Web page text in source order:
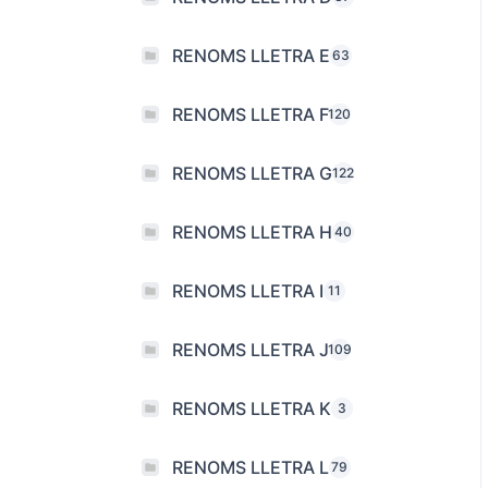
RENOMS LLETRA E 63
RENOMS LLETRA F120
RENOMS LLETRA G122
RENOMS LLETRA H 40
RENOMS LLETRA I 11
RENOMS LLETRA J109
RENOMS LLETRA K 3
RENOMS LLETRA L79